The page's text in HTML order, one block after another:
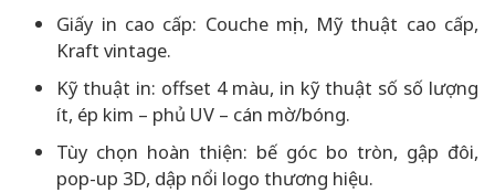
Giấy in cao cấp: Couche mịn, Mỹ thuật cao cấp,
Kraft vintage.
Kỹ thuật in: offset 4 màu, in kỹ thuật số số lượng
ít, ép kim – phủ UV – cán mờ/bóng.
Tùy chọn hoàn thiện: bế góc bo tròn, gập đôi,
pop-up 3D, dập nổi logo thương hiệu.